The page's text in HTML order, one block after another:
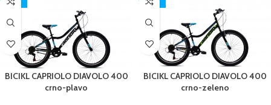
BICIKL CAPRIOLO DIAVOLO 400
crno-plavo
BICIKL CAPRIOLO DIAVOLO 400
crno-zeleno